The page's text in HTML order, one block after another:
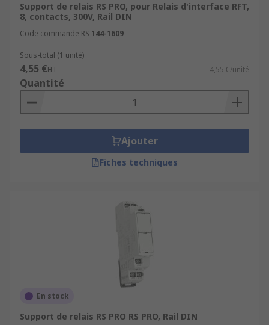
Support de relais RS PRO, pour Relais d'interface RFT,
8, contacts, 300V, Rail DIN
Code commande RS 144-1609
Sous-total (1 unité)
4,55 €HT 4,55 €/unité
Quantité
Ajouter
Fiches techniques
En stock
Support de relais RS PRO RS PRO, Rail DIN